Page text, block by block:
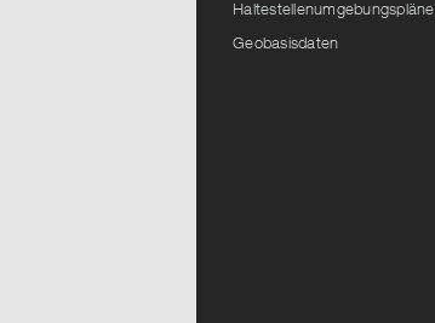
Haltestellenumgebungspläne
Geobasisdaten